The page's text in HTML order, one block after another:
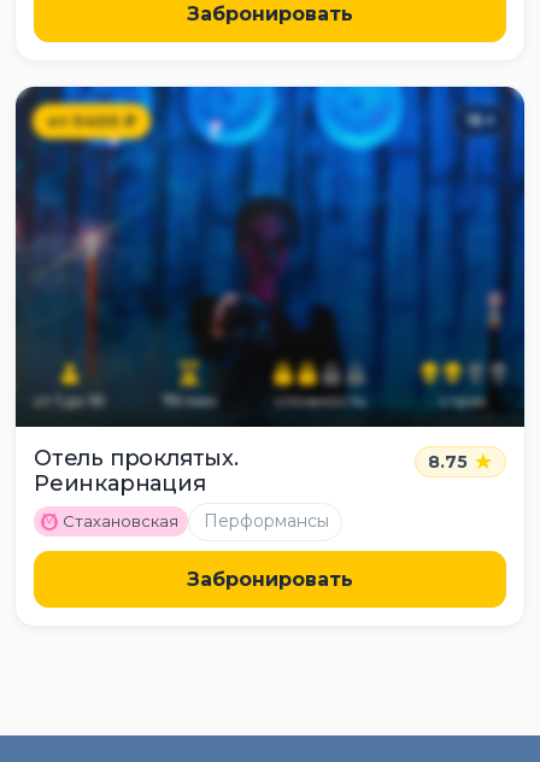
Забронировать
от5400₽ 16+
от до 10 70мин сложность страх
Отель проклятых.
Реинкарнация
8.75
M Стахановская Перформансы
Забронировать